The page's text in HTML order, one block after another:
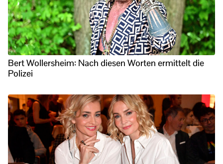
Bert Wollersheim: Nach diesen Worten ermittelt die
Polizei